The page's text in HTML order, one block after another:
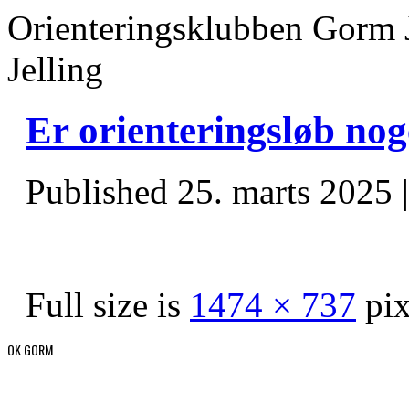
Orienteringsklubben
Jelling
Er orienteringsløb
Published 25. marts 2025
Full size is 1474 × 737
OK GORM